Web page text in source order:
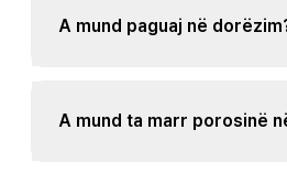
A mund paguaj në
A mund ta marr porosinë